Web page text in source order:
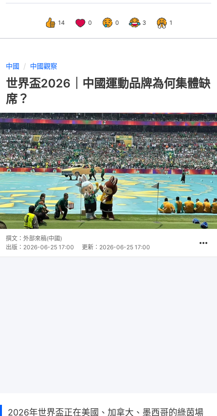
14 0 0 3 1
中國 中國觀察
世界盃2026｜中國運動品牌為何集體缺
席？
撰文： 外部來稿(中國)
出版： 2026-06-25 17:00 更新： 2026-06-25 17:00
2026年世界盃正在美國、加拿大、墨西哥的綠茵場